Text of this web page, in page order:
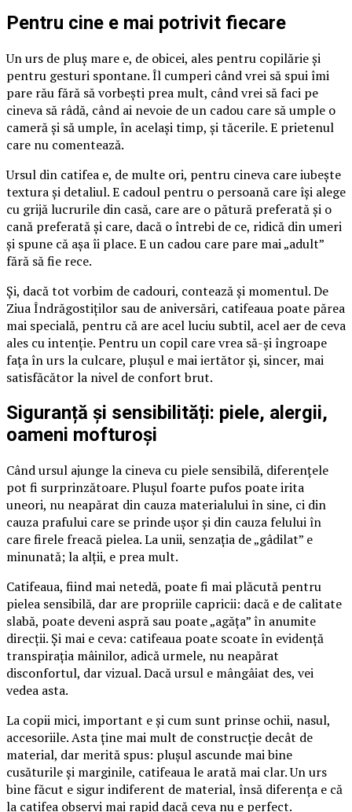
Pentru cine e mai potrivit fiecare
Un urs de pluș mare e, de obicei, ales pentru copilărie și
pentru gesturi spontane. Îl cumperi când vrei să spui îmi
pare rău fără să vorbești prea mult, când vrei să faci pe
cineva să râdă, când ai nevoie de un cadou care să umple o
cameră și să umple, în același timp, și tăcerile. E prietenul
care nu comentează.
Ursul din catifea e, de multe ori, pentru cineva care iubește
textura și detaliul. E cadoul pentru o persoană care își alege
cu grijă lucrurile din casă, care are o pătură preferată și o
cană preferată și care, dacă o întrebi de ce, ridică din umeri
și spune că așa îi place. E un cadou care pare mai „adult”
fără să fie rece.
Și, dacă tot vorbim de cadouri, contează și momentul. De
Ziua Îndrăgostiților sau de aniversări, catifeaua poate părea
mai specială, pentru că are acel luciu subtil, acel aer de ceva
ales cu intenție. Pentru un copil care vrea să-și îngroape
fața în urs la culcare, plușul e mai iertător și, sincer, mai
satisfăcător la nivel de confort brut.
Siguranță și sensibilități: piele, alergii,
oameni mofturoși
Când ursul ajunge la cineva cu piele sensibilă, diferențele
pot fi surprinzătoare. Plușul foarte pufos poate irita
uneori, nu neapărat din cauza materialului în sine, ci din
cauza prafului care se prinde ușor și din cauza felului în
care firele freacă pielea. La unii, senzația de „gâdilat” e
minunată; la alții, e prea mult.
Catifeaua, fiind mai netedă, poate fi mai plăcută pentru
pielea sensibilă, dar are propriile capricii: dacă e de calitate
slabă, poate deveni aspră sau poate „agăța” în anumite
direcții. Și mai e ceva: catifeaua poate scoate în evidență
transpirația mâinilor, adică urmele, nu neapărat
disconfortul, dar vizual. Dacă ursul e mângâiat des, vei
vedea asta.
La copii mici, important e și cum sunt prinse ochii, nasul,
accesoriile. Asta ține mai mult de construcție decât de
material, dar merită spus: plușul ascunde mai bine
cusăturile și marginile, catifeaua le arată mai clar. Un urs
bine făcut e sigur indiferent de material, însă diferența e că
la catifea observi mai rapid dacă ceva nu e perfect.